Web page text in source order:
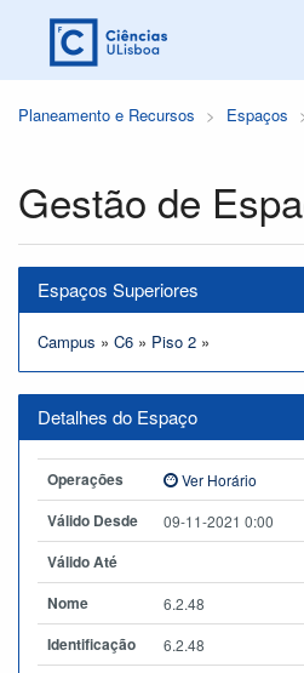
Planeamento e Recursos Espaços
Gestão de
Espaços Superiores
Campus » C6 » Piso 2 »
Detalhes do Espaço
Operações Ver Horário
Válido Desde 09-11-2021 0:00
Válido Até
Nome
6.2.48
Identificação 6.2.48